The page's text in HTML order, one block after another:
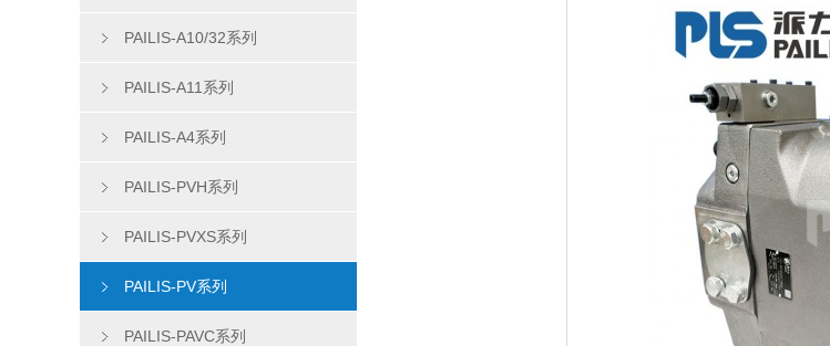
PAILIS-A10/32系列
PAILIS-A11系列
PAILIS-A4系列
PAILIS-PVH系列
PAILIS-PVXS系列
PAILIS-PV系列
PAILIS-PAVC系列